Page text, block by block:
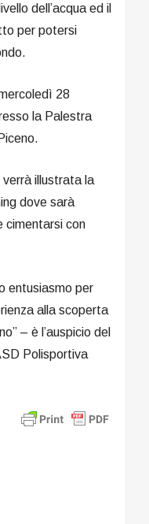
dell’acqua ed il
per potersi
28
la Palestra
illustrata la
dove sarà
cimentarsi con
entusiasmo per
alla scoperta
– è l’auspicio del
Polisportiva